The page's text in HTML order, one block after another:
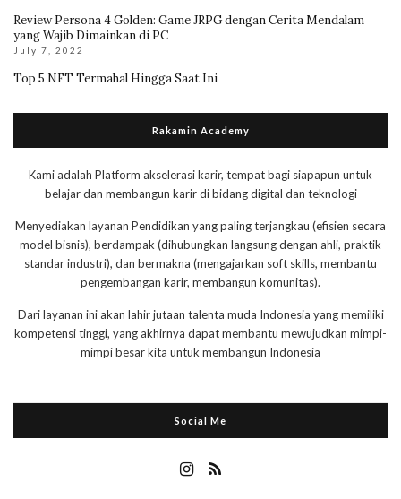
Review Persona 4 Golden: Game JRPG dengan Cerita Mendalam
yang Wajib Dimainkan di PC
July 7, 2022
Top 5 NFT Termahal Hingga Saat Ini
Rakamin Academy
Kami adalah Platform akselerasi karir, tempat bagi siapapun untuk
belajar dan membangun karir di bidang digital dan teknologi
Menyediakan layanan Pendidikan yang paling terjangkau (efisien secara
model bisnis), berdampak (dihubungkan langsung dengan ahli, praktik
standar industri), dan bermakna (mengajarkan soft skills, membantu
pengembangan karir, membangun komunitas).
Dari layanan ini akan lahir jutaan talenta muda Indonesia yang memiliki
kompetensi tinggi, yang akhirnya dapat membantu mewujudkan mimpi-
mimpi besar kita untuk membangun Indonesia
Social Me